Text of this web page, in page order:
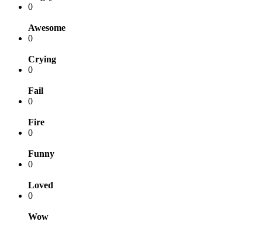
0
Awesome
0
Crying
0
Fail
0
Fire
0
Funny
0
Loved
0
Wow